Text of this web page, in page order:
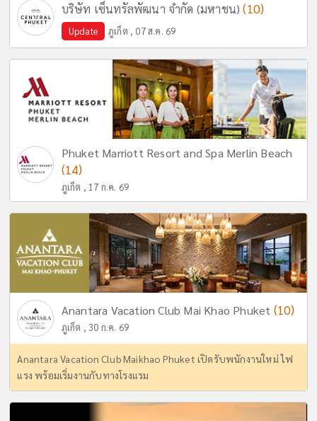
บริษัท เซ็นทรัลพัฒนา จำกัด (มหาชน)(10)
Update ภูเก็ต , 07 ส.ค. 69
Phuket Marriott Resort and Spa Merlin Beach
(14)
ภูเก็ต , 17 ก.ค. 69
Anantara Vacation Club Mai Khao Phuket (10)
ภูเก็ต , 30 ก.ค. 69
Anantara Vacation Club Maikhao Phuket เปิดรับพนักงานใหม่ ไฟ
แรง พร้อมเริ่มงานกับทางโรงแรม